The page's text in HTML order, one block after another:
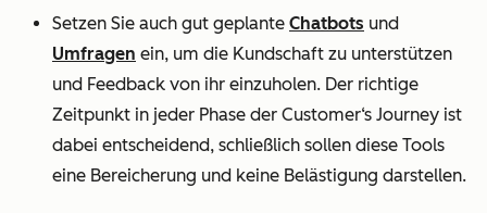
Setzen Sie auch gut geplante Chatbots und
Umfragen ein, um die Kundschaft zu unterstützen
und Feedback von ihr einzuholen. Der richtige
Zeitpunkt in jeder Phase der Customer‘s Journey ist
dabei entscheidend, schließlich sollen diese Tools
eine Bereicherung und keine Belästigung darstellen.